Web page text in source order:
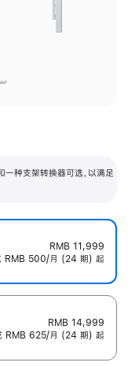
种支架转换器可选，以满足
RMB 11,999
RMB 500/月 (24 期) 起
RMB 14,999
RMB 625/月 (24 期) 起